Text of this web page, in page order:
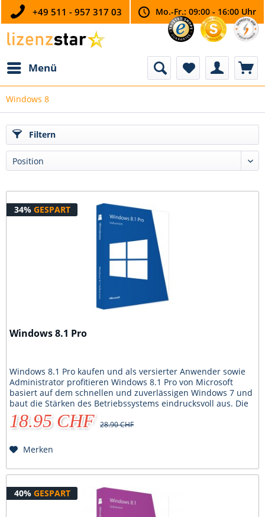
+49 511 - 957 317 03 Mo.-Fr.: 09:00 - 16:00 Uhr
Menü
Windows 8
Filtern
34% GESPART
Windows 8.1 Pro
Windows 8.1 Pro kaufen und als versierter Anwender sowie
Administrator profitieren Windows 8.1 Pro von Microsoft
basiert auf dem schnellen und zuverlässigen Windows 7 und
baut die Stärken des Betriebssystems eindrucksvoll aus. Die
Pro-Version richtet sich vorwiegend an versierte Anwender
und Administratoren, die den Computer in einem Netzwerk
18.95 CHF 28.90 CHF
Merken
40% GESPART